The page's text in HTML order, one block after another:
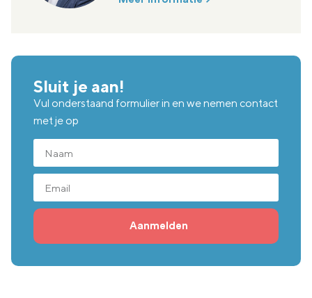
Sluit je aan!
Vul onderstaand formulier in en we nemen contact
met je op
Aanmelden